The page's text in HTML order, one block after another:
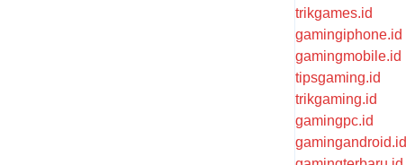
trikgames.id
gamingiphone.id
gamingmobile.id
tipsgaming.id
trikgaming.id
gamingpc.id
gamingandroid.id